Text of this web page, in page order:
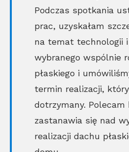
Podczas spotkania
prac, uzyskałam
na temat technologii
wybranego wspólnie
płaskiego i
termin realizacji,
dotrzymany.
zastanawia się nad
realizacji dachu